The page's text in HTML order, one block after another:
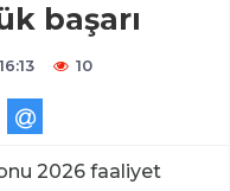
başarı
10
2026 faaliyet